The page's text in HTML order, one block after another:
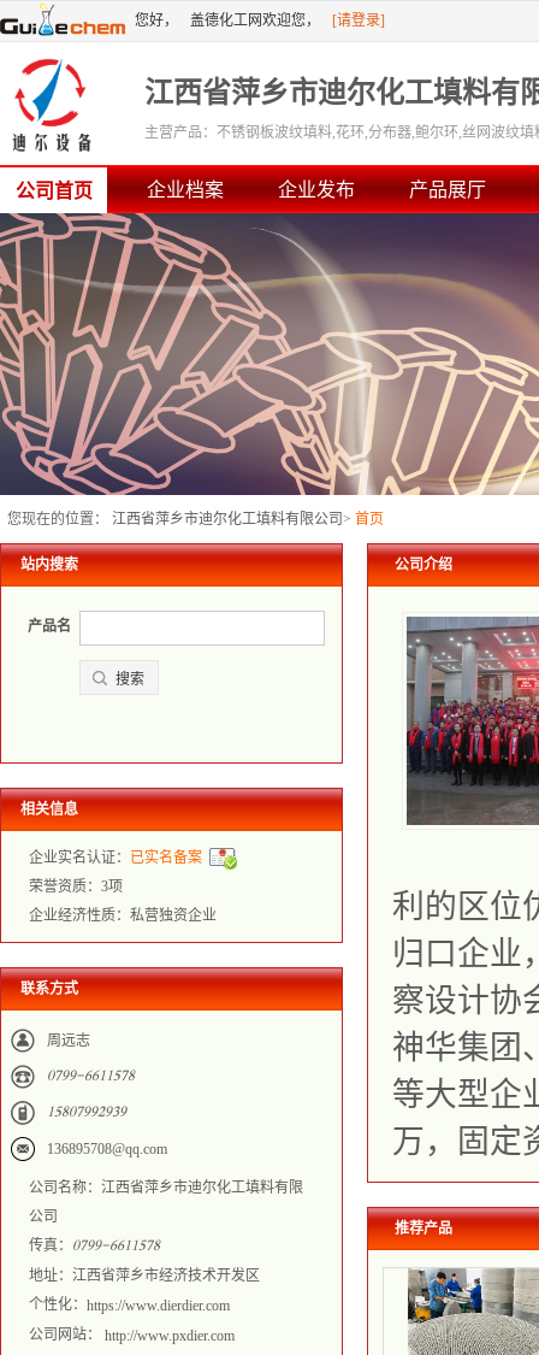
您好， 盖德化工网欢迎您， [请登录]
[免费注册]
江西省萍乡市迪尔化工填料有
主营产品：不锈钢板波纹填料,花环,分布器,鲍尔环,丝网波纹
除沫器,除雾器,哈凯登填料,CMR阶梯环,泰勒花环,多面空心球
公司首页 企业档案 企业发布 产品展厅
您现在的位置： 江西省萍乡市迪尔化工填料有限公司 > 首页
站内搜索
产品名
相关信息
企业实名认证： 已实名备案
荣誉资质：3项
企业经济性质：私营独资企业
联系方式
周远志
𐀐𐀔𐀓𐀓𐀖𐀕𐀕𐀍𐀍𐀎𐀔𐀒
𐀍𐀎𐀒𐀐𐀔𐀓𐀓𐀑𐀓𐀏𐀓
136895708@qq.com
公司名称：江西省萍乡市迪尔化工填料有限
公司
传真：
𐀐𐀔𐀓𐀓𐀖𐀕𐀕𐀍𐀍𐀎𐀔𐀒
地址：江西省萍乡市经济技术开发区
个性化： https://www.dierdier.com
公司网站： http://www.pxdier.com
公司介绍
利的区位
归口企业
察设计协
神华集团
等大型企
万，固
推荐产品